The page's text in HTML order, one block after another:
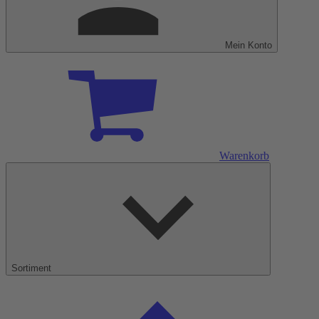
Mein Konto
Warenkorb
Sortiment